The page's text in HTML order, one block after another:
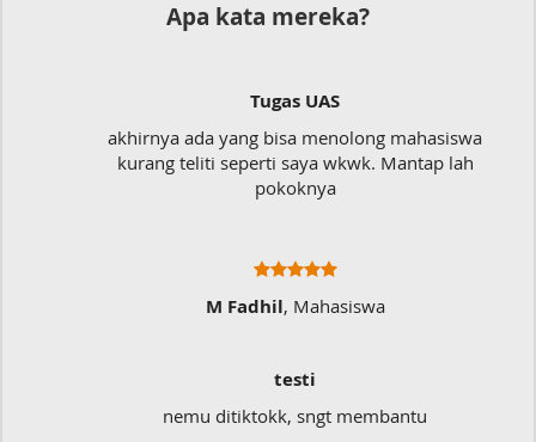
Apa kata mereka?
Tugas UAS
akhirnya ada yang bisa menolong mahasiswa
kurang teliti seperti saya wkwk. Mantap lah
pokoknya
M Fadhil, Mahasiswa
nemu ditiktokk, sngt membantu